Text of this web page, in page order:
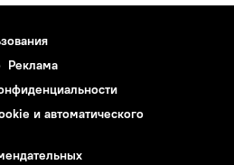
Реклама
и автоматического